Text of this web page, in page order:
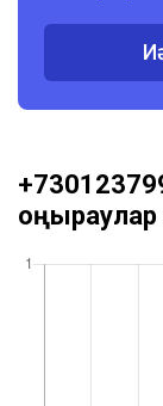
Иә
қоңыраулар